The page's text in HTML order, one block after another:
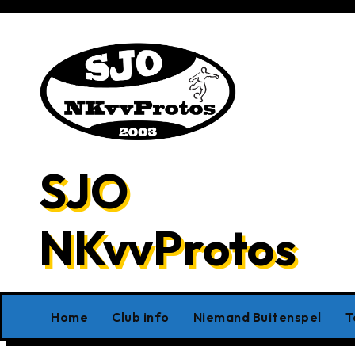
Ga
SJO
NKvvProtos
Home Club info Niemand Buitenspel